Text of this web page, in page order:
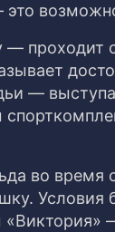
проходит
—
во